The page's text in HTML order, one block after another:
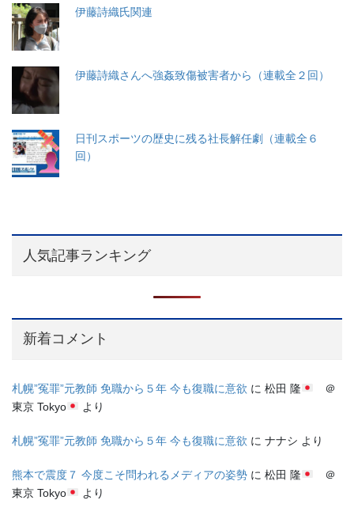
伊藤詩織氏関連
伊藤詩織さんへ強姦致傷被害者から（連載全２回）
日刊スポーツの歴史に残る社長解任劇（連載全６
回）
人気記事ランキング
新着コメント
札幌”冤罪”元教師 免職から５年 今も復職に意欲 に 松田 隆
＠
東京 Tokyo
より
札幌”冤罪”元教師 免職から５年 今も復職に意欲 に ナナシ より
熊本で震度７ 今度こそ問われるメディアの姿勢 に 松田 隆
＠
東京 Tokyo
より